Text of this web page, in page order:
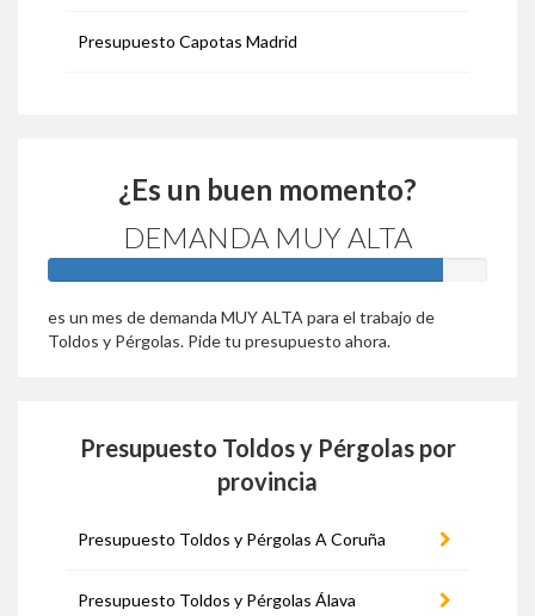
Presupuesto Capotas Madrid
¿Es un buen momento?
DEMANDA MUY ALTA
es un mes de demanda MUY ALTA para el trabajo de
Toldos y Pérgolas. Pide tu presupuesto ahora.
Presupuesto Toldos y Pérgolas por
provincia
Presupuesto Toldos y Pérgolas A Coruña
Presupuesto Toldos y Pérgolas Álava